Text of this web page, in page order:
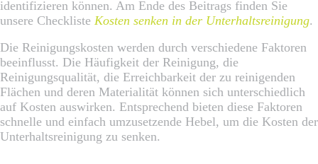
identifizieren können. Am Ende des Beitrags finden Sie
unsere Checkliste Kosten senken in der Unterhaltsreinigung.
Die Reinigungskosten werden durch verschiedene Faktoren
beeinflusst. Die Häufigkeit der Reinigung, die
Reinigungsqualität, die Erreichbarkeit der zu reinigenden
Flächen und deren Materialität können sich unterschiedlich
auf Kosten auswirken. Entsprechend bieten diese Faktoren
schnelle und einfach umzusetzende Hebel, um die Kosten der
Unterhaltsreinigung zu senken.